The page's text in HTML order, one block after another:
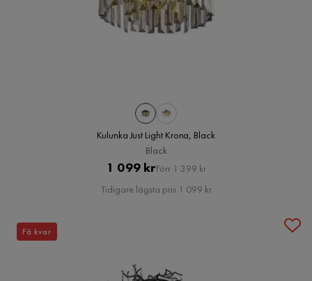
Kulunka Just Light Krona, Black
Black
Pris
1 099 krOriginal
Pris
Förr 1 399 kr
Tidigare lägsta pris 1 099 kr
Få kvar